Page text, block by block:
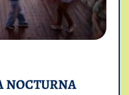
NOCTURNA